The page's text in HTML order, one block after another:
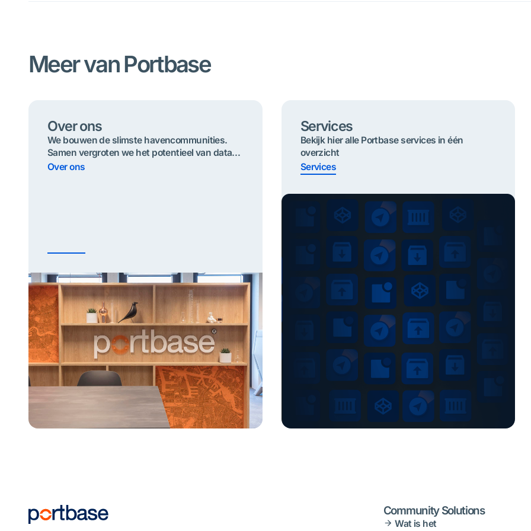
Meer van Portbase
Over ons
We bouwen de slimste havencommunities.
Samen vergroten we het potentieel van data
voor ​​naadloze, duurzame en veilige
Over ons
Services
Bekijk hier alle Portbase services in één
overzicht
Services
Community Solutions
Wat is het